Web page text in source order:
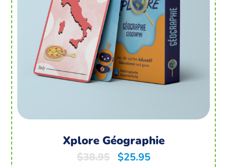
Xplore Géographie
$38.95 $25.95